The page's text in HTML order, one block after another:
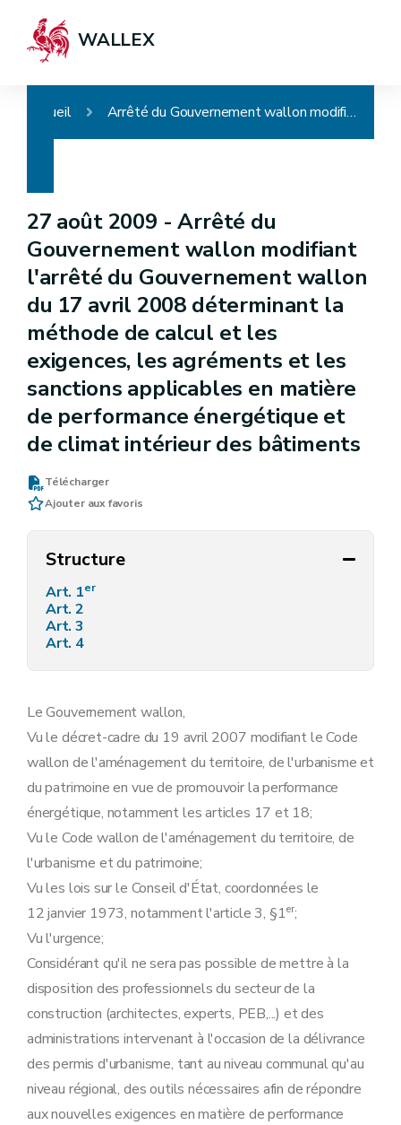
WALLEX
Accueil Arrêté du Gouvernement wallon modifiant l'arrêté du Gouvernement wallon du 17 avril 2008 déterminant la méthode de calcul et les exigences, les agréments et les sanctions applicables en matière de performance énergétique et de climat intérieur des bâtiments
27 août 2009 -Arrêté du
Gouvernement wallon modifiant
l'arrêté du Gouvernement wallon
du 17 avril 2008 déterminant la
méthode de calcul et les
exigences, les agréments et les
sanctions applicables en matière
de performance énergétique et
de climat intérieur des bâtiments
Télécharger
Ajouter aux favoris
Structure
Art. 1er
Art. 2
Art. 3
Art. 4
Le Gouvernement wallon,
Vu le décret-cadre du 19 avril 2007 modifiant le Code
wallon de l'aménagement du territoire, de l'urbanisme et
du patrimoine en vue de promouvoir la performance
énergétique, notamment les articles 17 et 18;
Vu le Code wallon de l'aménagement du territoire, de
l'urbanisme et du patrimoine;
Vu les lois sur le Conseil d'État, coordonnées le
12 janvier 1973, notamment l'article 3, §1er;
Vu l'urgence;
Considérant qu'il ne sera pas possible de mettre à la
disposition des professionnels du secteur de la
construction (architectes, experts, PEB,...) et des
administrations intervenant à l'occasion de la délivrance
des permis d'urbanisme, tant au niveau communal qu'au
niveau régional, des outils nécessaires afin de répondre
aux nouvelles exigences en matière de performance